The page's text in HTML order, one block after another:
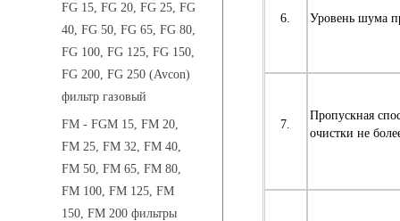
FG 15, FG 20, FG 25, FG
40, FG 50, FG 65, FG 80,
FG 100, FG 125, FG 150,
FG 200, FG 250 (Avcon)
фильтр газовый
FM - FGM 15, FM 20,
FM 25, FM 32, FM 40,
FM 50, FM 65, FM 80,
FM 100, FM 125, FM
150, FM 200 фильтры
6. Уровень шума
7.
Пропускная
очистки не